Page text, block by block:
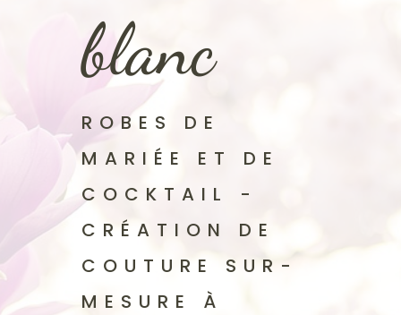
blanc
ROBES DE
MARIÉE ET DE
COCKTAIL -
CRÉATION DE
COUTURE SUR-
MESURE À